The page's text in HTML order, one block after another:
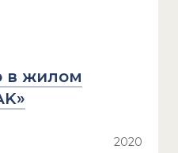
в жилом
2020